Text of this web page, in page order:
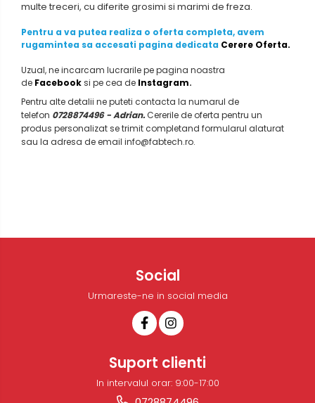
multe treceri, cu diferite grosimi si marimi de freza.
Pentru a va putea realiza o oferta completa, avem
rugamintea sa accesati pagina dedicata Cerere Oferta.
Uzual, ne incarcam lucrarile pe pagina noastra
de Facebooksi pe cea de Instagram.
Pentru alte detalii ne puteti contacta la numarul de
telefon 0728874496 - Adrian.Cererile de oferta pentru un
produs personalizat se trimit completand formularul alaturat
sau la adresa de email info@fabtech.ro.
Social
Urmareste-ne in social media
Suport clienti
In intervalul orar: 9:00-17:00